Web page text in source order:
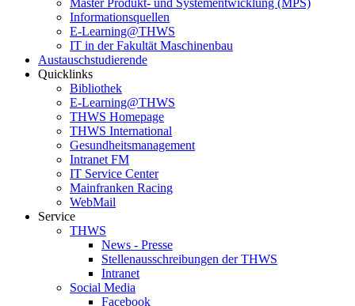
Master Produkt- und Systementwicklung (MPS)
Informationsquellen
E-Learning@THWS
IT in der Fakultät Maschinenbau
Austauschstudierende
Quicklinks
Bibliothek
E-Learning@THWS
THWS Homepage
THWS International
Gesundheitsmanagement
Intranet FM
IT Service Center
Mainfranken Racing
WebMail
Service
THWS
News - Presse
Stellenausschreibungen der THWS
Intranet
Social Media
Facebook